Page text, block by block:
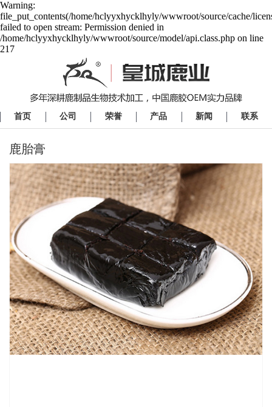
Warning:
file_put_contents(/home/hclyyxhycklhyly/wwwroot/source/cache/
failed to open stream: Permission denied in
/home/hclyyxhycklhyly/wwwroot/source/model/api.class.php on line
217
首页 公司 荣誉 产品 新闻 联系
鹿胎膏